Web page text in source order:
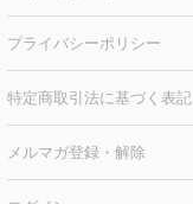
プライバシーポリシー
特定商取引法に基づく表記
メルマガ登録・解除